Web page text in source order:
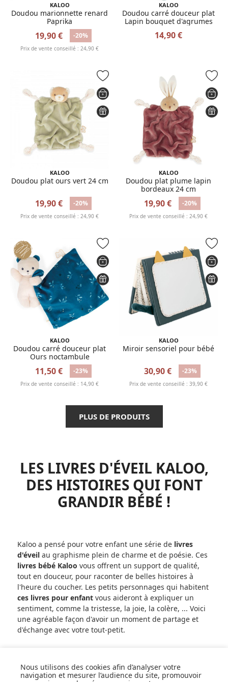
KALOO
Doudou marionnette renard
Paprika
19,90 € -20%
Prix de vente conseillé : 24,90 €
KALOO
Doudou carré douceur plat
Lapin bouquet d'agrumes
14,90 €
KALOO
Doudou plat ours vert 24 cm
19,90 € -20%
Prix de vente conseillé : 24,90 €
KALOO
Doudou plat plume lapin
bordeaux 24 cm
19,90 € -20%
Prix de vente conseillé : 24,90 €
KALOO
Doudou carré douceur plat
Ours noctambule
11,50 € -23%
Prix de vente conseillé : 14,90 €
KALOO
Miroir sensoriel pour bébé
30,90 € -23%
Prix de vente conseillé : 39,90 €
PLUS DE PRODUITS
LES LIVRES D'ÉVEIL KALOO,
DES HISTOIRES QUI FONT
GRANDIR BÉBÉ !
Kaloo a pensé pour votre enfant une série de livres
d'éveil au graphisme plein de charme et de poésie. Ces
livres bébé Kaloo vous offrent un support de qualité,
tout en douceur, pour raconter de belles histoires à
l'heure du coucher. Les petits personnages qui habitent
ces livres pour enfant vous aideront à expliquer un
sentiment, comme la tristesse, la joie, la colère, ... Voici
une agréable façon d'avoir un moment de partage et
d'échange avec votre tout-petit.
Nous utilisons des cookies afin d’analyser votre
navigation et mesurer l’audience du site, promouvoir